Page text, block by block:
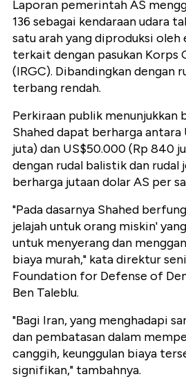
Laporan pemerintah AS
136 sebagai kendaraan udara
satu arah yang diproduksi
terkait dengan pasukan Korps
(IRGC). Dibandingkan dengan
terbang rendah.
Perkiraan publik menunjukkan
Shahed dapat berharga antara
juta) dan US$50.000 (Rp 840
dengan rudal balistik dan rudal
berharga jutaan dolar AS per
"Pada dasarnya Shahed
jelajah untuk orang miskin'
untuk menyerang dan
biaya murah," kata direktur
Foundation for Defense of
Ben Taleblu.
"Bagi Iran, yang menghadapi
dan pembatasan dalam
canggih, keunggulan biaya
signifikan," tambahnya.